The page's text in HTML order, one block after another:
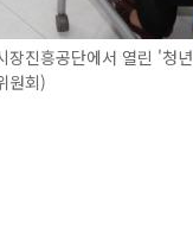
진흥공단에서 열린 '청
원회)